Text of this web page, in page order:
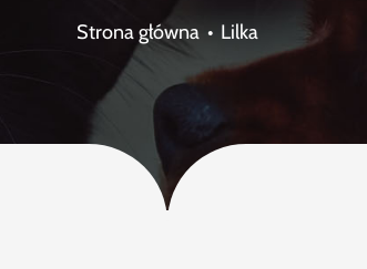
Strona główna Lilka